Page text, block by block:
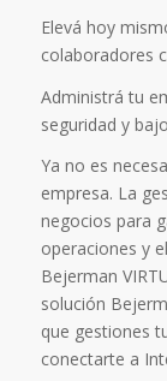
Elevá hoy
colaboradores
Administrá tu
seguridad y
Ya no es
empresa. La
negocios para
operaciones y
Bejerman
solución
que gestiones
conectarte a